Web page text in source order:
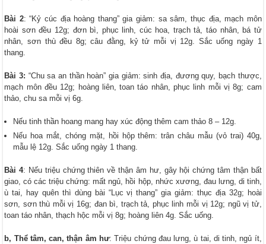
Bài 2: “Kỷ cúc địa hoàng thang” gia giảm: sa sâm, thục địa, mạch môn
hoài sơn đều 12g; đơn bì, phục linh, cúc hoa, trạch tả, táo nhân, bá tử
nhân, sơn thù đều 8g; câu đằng, kỷ tử mỗi vị 12g. Sắc uống ngày 1
thang.
Bài 3: “Chu sa an thần hoàn” gia giảm: sinh địa, đương quy, bạch thược,
mạch môn đều 12g; hoàng liên, toan táo nhân, phục linh mỗi vị 8g; cam
thảo, chu sa mỗi vị 6g.
Nếu tinh thần hoang mang hay xúc động thêm cam thảo 8 – 12g.
Nếu hoa mắt, chóng mặt, hồi hộp thêm: trân châu mẫu (vỏ trai) 40g,
mẫu lệ 12g. Sắc uống ngày 1 thang.
Bài 4: Nếu triệu chứng thiên về thận âm hư, gây hội chứng tâm thận bất
giao, có các triệu chứng: mất ngủ, hồi hộp, nhức xương, đau lưng, di tinh,
ù tai, hay quên thì dùng bài “Lục vị thang” gia giảm: thục địa 32g; hoài
sơn, sơn thù mỗi vị 16g; đan bì, trạch tả, phục linh mỗi vị 12g; ngũ vị tử,
toan táo nhân, thạch hộc mỗi vị 8g; hoàng liên 4g. Sắc uống.
b, Thể tâm, can, thận âm hư: Triệu chứng đau lưng, ù tai, di tinh, ngủ ít,